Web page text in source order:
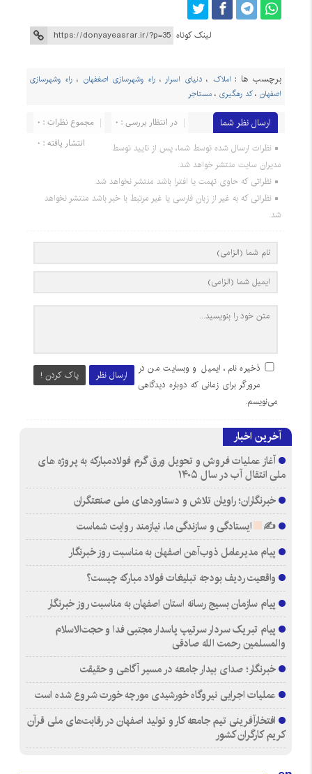
لینک کوتاه
برچسب ها : املاک ،دنیای اسرار،راه وشهرسازی اصغفهان ،راه وشهرسازی
اصفهان ،کد رهگیری ،مستاجر
ارسال نظر شما مجموع نظرات : 0
در انتظار بررسی : 0
انتشار یافته : 0
نظرات ارسال شده توسط شما، پس از تایید توسط
مدیران سایت منتشر خواهد شد.
نظراتی که حاوی تهمت یا افترا باشد منتشر نخواهد شد.
نظراتی که به غیر از زبان فارسی یا غیر مرتبط با خبر باشد منتشر نخواهد
شد.
ارسال نظر پاک کردن !
ذخیره نام، ایمیل و وبسایت من در
مرورگر برای زمانی که دوباره دیدگاهی
می‌نویسم.
آخرین اخبار
آغاز عملیات فروش و تحویل ورق گرم فولادمبارکه به پروژه های
ملی انتقال آب در سال ۱۴۰۵
خبرنگاران؛ راویان تلاش و دستاوردهای ملی صنعتگران
✍
ایستادگی و سازندگی ما، نیازمند روایت شماست
پیام مدیرعامل ذوب‌آهن اصفهان به مناسبت روز خبرنگار
واقعیت ردیف بودجه تبلیغات فولاد مبارکه چیست؟
پیام سازمان بسیج رسانه استان اصفهان به مناسبت روز خبرنگار
پیام تبریک سردار سرتیپ پاسدار مجتبی فدا و حجت‌الاسلام
والمسلمین رحمت الله صادقی
خبرنگار؛ صدای بیدار جامعه در مسیر آگاهی و حقیقت
عملیات اجرایی نیروگاه خورشیدی مورچه خورت شروع شده است
افتخارآفرینی تیم جامعه کار و تولید اصفهان در رقابت‌های ملی قرآن
کریم کارگران کشور